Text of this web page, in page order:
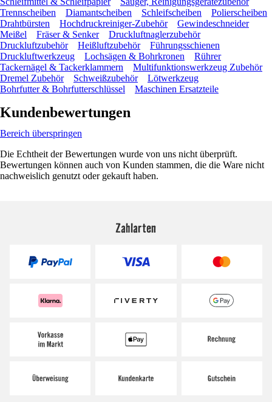
Trennscheiben
Diamantscheiben Schleifscheiben
Polierscheiben
Drahtbürsten
Hochdruckreiniger-Zubehör
Gewindeschneider
Meißel
Fräser & Senker
Druckluftnaglerzubehör
Druckluftzubehör
Heißluftzubehör
Führungsschienen
Druckluftwerkzeug
Lochsägen & Bohrkronen
Rührer
Tackernägel & Tackerklammern
Multifunktionswerkzeug Zubehör
Dremel Zubehör
Schweißzubehör
Lötwerkzeug
Bohrfutter & Bohrfutterschlüssel
Maschinen Ersatzteile
Kundenbewertungen
Bereich überspringen
Die Echtheit der Bewertungen wurde von uns nicht überprüft.
Bewertungen können auch von Kunden stammen, die die Ware nicht
nachweislich genutzt oder gekauft haben.
Zahlarten